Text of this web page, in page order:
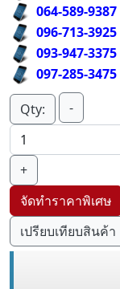
064-589-9387
096-713-3925
093-947-3375
097-285-3475
Qty: -
+
จัดทำราคาพิเศษ
เปรียบเทียบสินค้า